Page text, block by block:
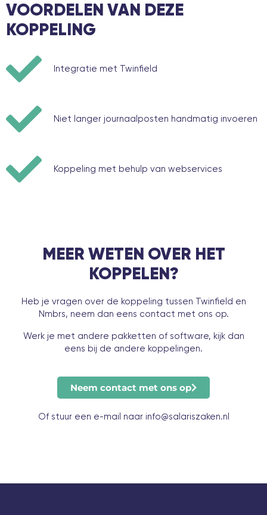
VOORDELEN VAN DEZE
KOPPELING
Integratie met Twinfield
Niet langer journaalposten handmatig invoeren
Koppeling met behulp van webservices
MEER WETEN OVER HET
KOPPELEN?
Heb je vragen over de koppeling tussen Twinfield en
Nmbrs, neem dan eens contact met ons op.
Werk je met andere pakketten of software, kijk dan
eens bij de andere koppelingen.
Neem contact met ons op
Of stuur een e-mail naar info@salariszaken.nl